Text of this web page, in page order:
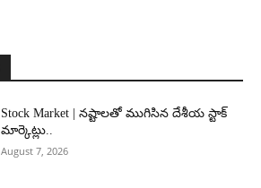
Stock Market | నష్టాలతో ముగిసిన దేశీయ స్టాక్
మార్కెట్లు..
August 7, 2026